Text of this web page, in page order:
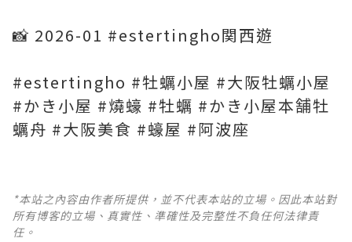
📸 2026-01 #estertingho関西遊
#estertingho #牡蠣小屋 #大阪牡蠣小屋
#かき小屋 #燒蠔 #牡蠣 #かき小屋本舗牡
蠣舟 #大阪美食 #蠔屋 #阿波座
*本站之內容由作者所提供，並不代表本站的立場。因此本站對
所有博客的立場、真實性、準確性及完整性不負任何法律責
任。